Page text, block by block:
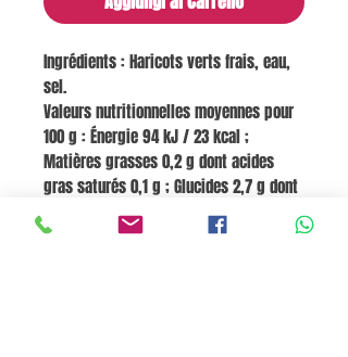
Ingrédients : Haricots verts frais, eau,
sel.
Valeurs nutritionnelles moyennes pour
100 g : Énergie 94 kJ / 23 kcal ;
Matières grasses 0,2 g dont acides
gras saturés 0,1 g ; Glucides 2,7 g dont
sucres 0,8 g ; Fibres 2,8 g ; Protéines
1,1 g ; Sel 0,5 g.